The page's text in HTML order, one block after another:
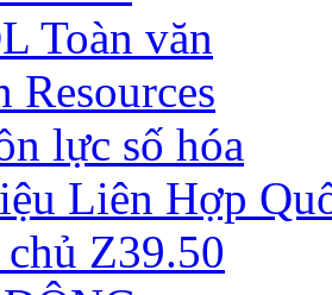
Toàn văn
Resources
lực số hóa
Liên Hợp
Z39.50